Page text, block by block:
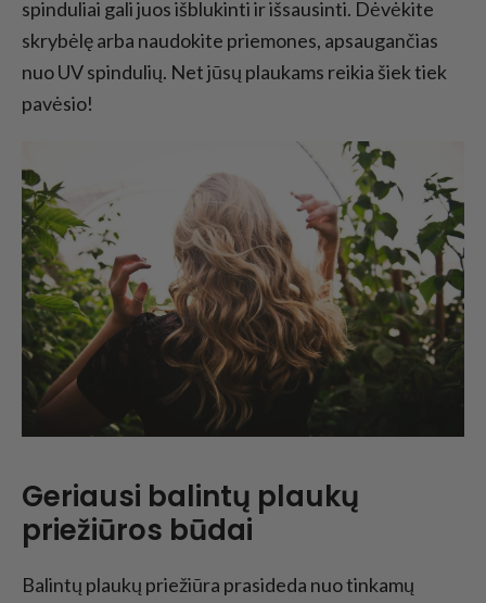
spinduliai gali juos išblukinti ir išsausinti. Dėvėkite
skrybėlę arba naudokite priemones, apsaugančias
nuo UV spindulių. Net jūsų plaukams reikia šiek tiek
pavėsio!
Geriausi balintų plaukų
priežiūros būdai
Balintų plaukų priežiūra prasideda nuo tinkamų